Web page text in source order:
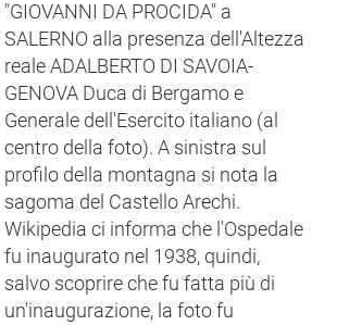
"GIOVANNI DA PROCIDA" a
SALERNO alla presenza dell'Altezza
reale ADALBERTO DI SAVOIA-
GENOVA Duca di Bergamo e
Generale dell'Esercito italiano (al
centro della foto). A sinistra sul
profilo della montagna si nota la
sagoma del Castello Arechi.
Wikipedia ci informa che l'Ospedale
fu inaugurato nel 1938, quindi,
salvo scoprire che fu fatta più di
un'inaugurazione, la foto fu